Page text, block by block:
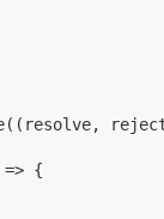
( ( resolve,
=> {